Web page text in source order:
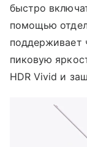
быстро
помощью
поддерживает
пиковую
HDR Vivid и